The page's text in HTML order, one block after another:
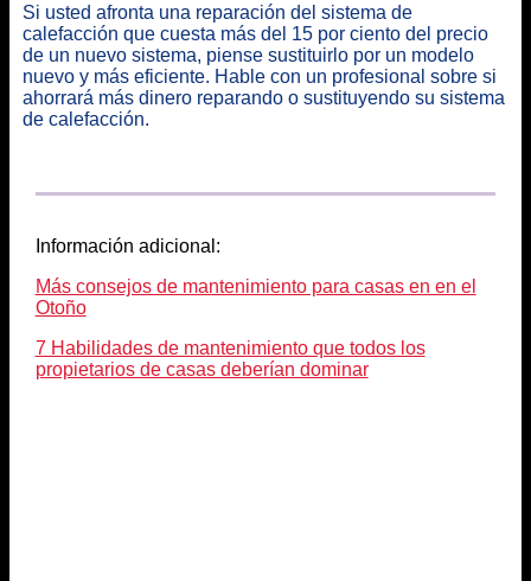
Si usted afronta una reparación del sistema de
calefacción que cuesta más del 15 por ciento del precio
de un nuevo sistema, piense sustituirlo por un modelo
nuevo y más eficiente. Hable con un profesional sobre si
ahorrará más dinero reparando o sustituyendo su sistema
de calefacción.
Información adicional:
Más consejos de mantenimiento para casas en en el
Otoño
7 Habilidades de mantenimiento que todos los
propietarios de casas deberían dominar